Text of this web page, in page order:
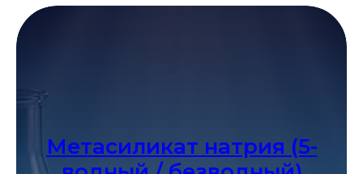
Метасиликат натрия (5-